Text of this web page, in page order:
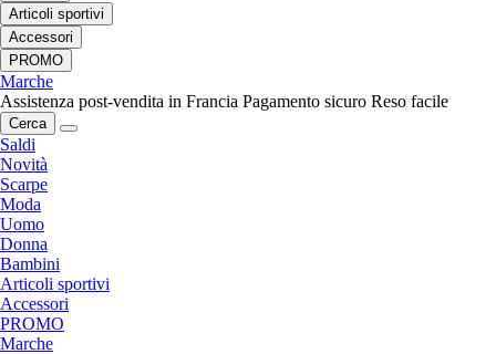
Articoli sportivi
Accessori
PROMO
Marche
Assistenza post-vendita in Francia Pagamento sicuro Reso facile
Cerca
Saldi
Novità
Scarpe
Moda
Uomo
Donna
Bambini
Articoli sportivi
Accessori
PROMO
Marche